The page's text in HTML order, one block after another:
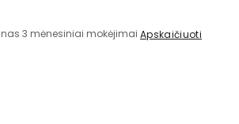
3 mėnesiniai mokėjimai Apskaičiuoti